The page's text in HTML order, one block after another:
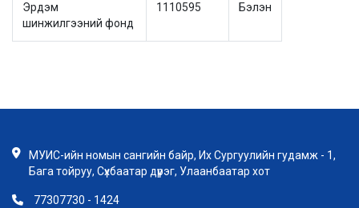
Эрдэм
шинжилгээний фонд
1110595 Бэлэн
МУИС-ийн номын сангийн байр, Их Сургуулийн гудамж - 1,
Бага тойруу, Сүхбаатар дүүрэг, Улаанбаатар хот
77307730 - 1424